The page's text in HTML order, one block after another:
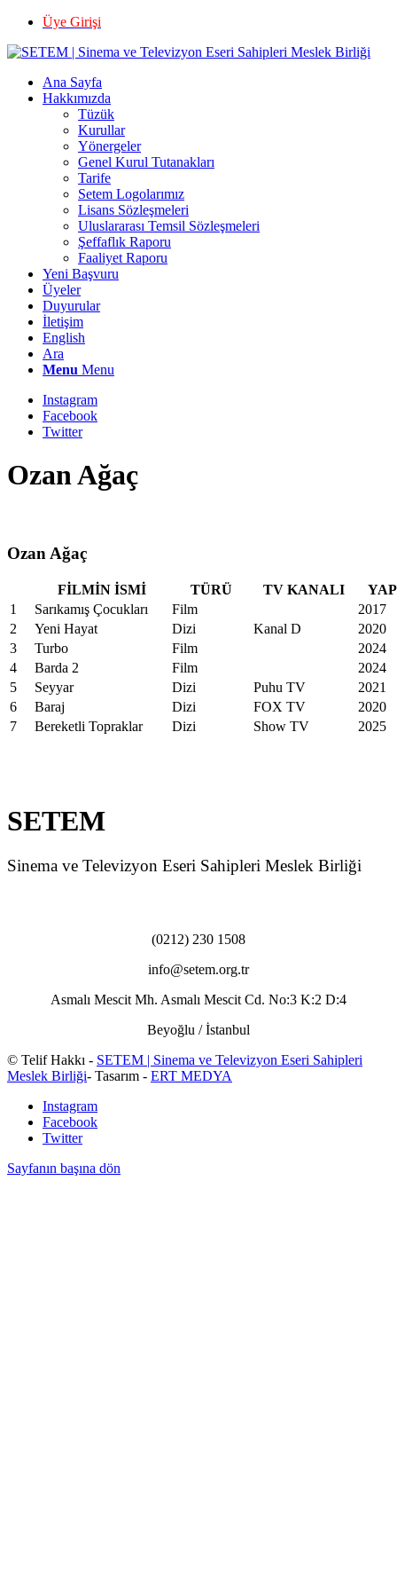
Üye Girişi
Ana Sayfa
Hakkımızda
Tüzük
Kurullar
Yönergeler
Genel Kurul Tutanakları
Tarife
Setem Logolarımız
Lisans Sözleşmeleri
Uluslararası Temsil Sözleşmeleri
Şeffaflık Raporu
Faaliyet Raporu
Yeni Başvuru
Üyeler
Duyurular
İletişim
English
Ara
Menu Menu
Instagram
Facebook
Twitter
Ozan Ağaç
Ozan Ağaç
FİLMİN İSMİ TÜRÜ TV KANALI
1
Sarıkamış Çocukları Film
2017
2
Yeni Hayat Dizi Kanal D
2020
3
Turbo Film
2024
4
Barda 2 Film
2024
5
Seyyar Dizi Puhu TV
2021
6
Baraj Dizi FOX TV
2020
7
Bereketli Topraklar Dizi Show TV 2025
SETEM
Sinema ve Televizyon Eseri Sahipleri Meslek Birliği
(0212) 230 1508
info@setem.org.tr
Asmalı Mescit Mh. Asmalı Mescit Cd. No:3 K:2 D:4
Beyoğlu / İstanbul
© Telif Hakkı - SETEM | Sinema ve Televizyon Eseri Sahipleri
Meslek Birliği- Tasarım - ERT MEDYA
Instagram
Facebook
Twitter
Sayfanın başına dön